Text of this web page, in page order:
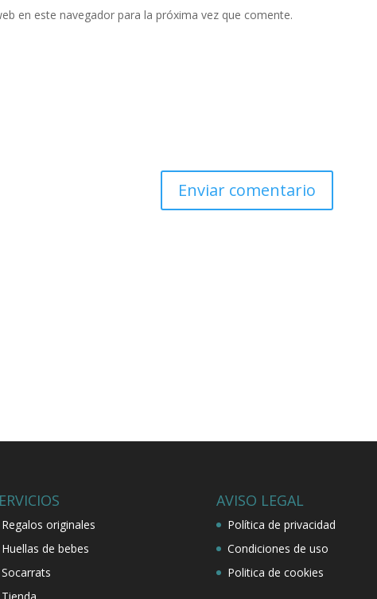
en este navegador para la próxima vez que comente.
Regalos originales
Huellas de bebes
Socarrats
AVISO LEGAL
Política de privacidad
Condiciones de uso
Politica de cookies